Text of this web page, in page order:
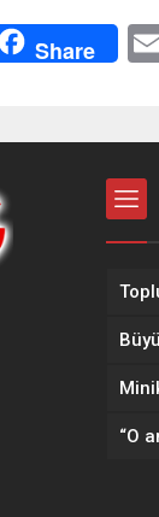
Share